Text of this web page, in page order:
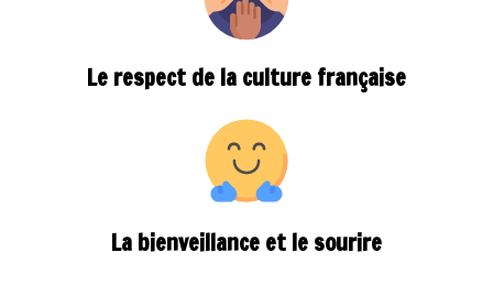
Le respect de la culture française
La bienveillance et le sourire